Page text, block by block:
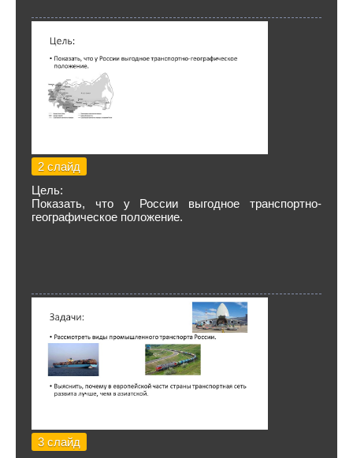
2 слайд
Цель:
Показать, что у России выгодное транспортно-
географическое положение.
3 слайд